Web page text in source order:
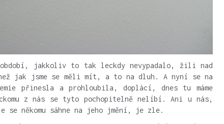
jakkoliv to tak leckdy nevypadalo, žili nad
jak jsme se měli mít, a to na dluh. A nyní se na
přinesla a prohloubila, doplácí, dnes tu máme
z nás se tyto pochopitelně nelíbí. Ani u nás,
někomu sáhne na jeho jmění, je zle.